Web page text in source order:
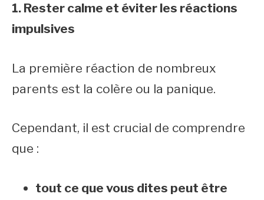
1. Rester calme et éviter les réactions
impulsives
La première réaction de nombreux
parents est la colère ou la panique.
Cependant, il est crucial de comprendre
que :
tout ce que vous dites peut être